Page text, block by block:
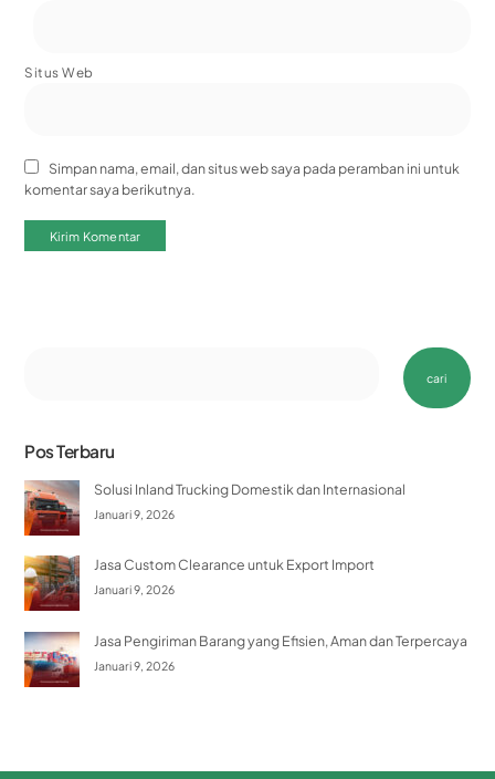
Situs Web
Simpan nama, email, dan situs web saya pada peramban ini untuk
komentar saya berikutnya.
cari
Pos Terbaru
Solusi Inland Trucking Domestik dan Internasional
Januari 9, 2026
Jasa Custom Clearance untuk Export Import
Januari 9, 2026
Jasa Pengiriman Barang yang Efisien, Aman dan Terpercaya
Januari 9, 2026